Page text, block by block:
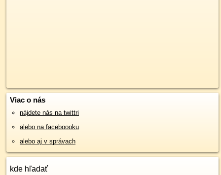
Viac o nás
nájdete nás na twittri
alebo na faceboooku
alebo aj v správach
kde hľadať